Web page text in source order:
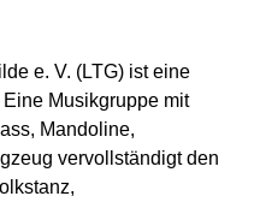
e. V. (LTG) ist eine
Musikgruppe mit
Mandoline,
vervollständigt den